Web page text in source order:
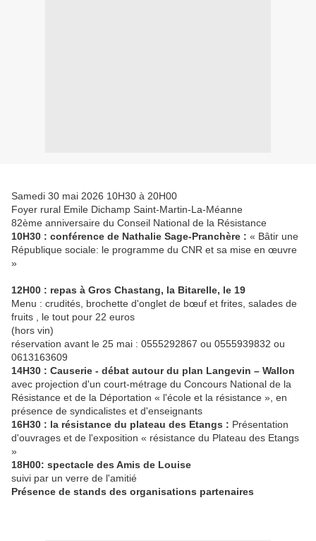
Samedi 30 mai 2026 10H30 à 20H00
Foyer rural Emile Dichamp Saint-Martin-La-Méanne
82ème anniversaire du Conseil National de la Résistance
10H30 : conférence de Nathalie Sage-Pranchère : « Bâtir une
République sociale: le programme du CNR et sa mise en œuvre
»
12H00 : repas à Gros Chastang, la Bitarelle, le 19
Menu : crudités, brochette d'onglet de bœuf et frites, salades de
fruits , le tout pour 22 euros
(hors vin)
réservation avant le 25 mai : 0555292867 ou 0555939832 ou
0613163609
14H30 : Causerie - débat autour du plan Langevin – Wallon
avec projection d'un court-métrage du Concours National de la
Résistance et de la Déportation « l'école et la résistance », en
présence de syndicalistes et d'enseignants
16H30 : la résistance du plateau des Etangs : Présentation
d'ouvrages et de l'exposition « résistance du Plateau des Etangs
»
18H00: spectacle des Amis de Louise
suivi par un verre de l'amitié
Présence de stands des organisations partenaires